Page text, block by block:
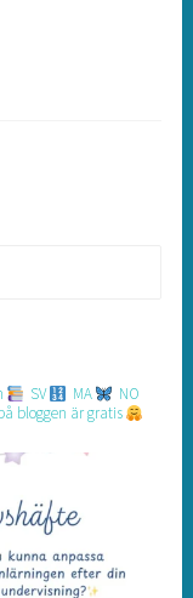
SV MA
NO
bloggen är gratis